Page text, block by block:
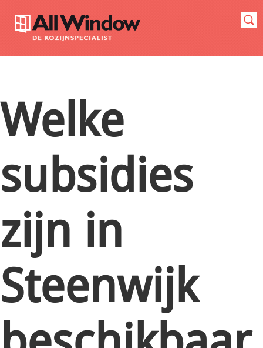
Welke
subsidies
zijn in
Steenwijk